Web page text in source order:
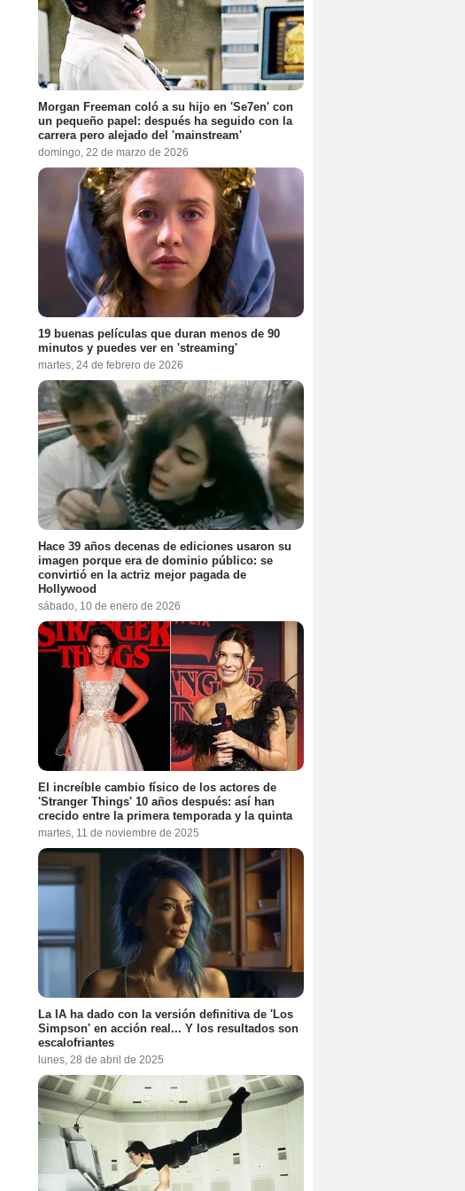
Morgan Freeman coló a su hijo en 'Se7en' con
un pequeño papel: después ha seguido con la
carrera pero alejado del 'mainstream'
domingo, 22 de marzo de 2026
19 buenas películas que duran menos de 90
minutos y puedes ver en 'streaming'
martes, 24 de febrero de 2026
Hace 39 años decenas de ediciones usaron su
imagen porque era de dominio público: se
convirtió en la actriz mejor pagada de
Hollywood
sábado, 10 de enero de 2026
El increíble cambio físico de los actores de
'Stranger Things' 10 años después: así han
crecido entre la primera temporada y la quinta
martes, 11 de noviembre de 2025
La IA ha dado con la versión definitiva de 'Los
Simpson' en acción real... Y los resultados son
escalofriantes
lunes, 28 de abril de 2025